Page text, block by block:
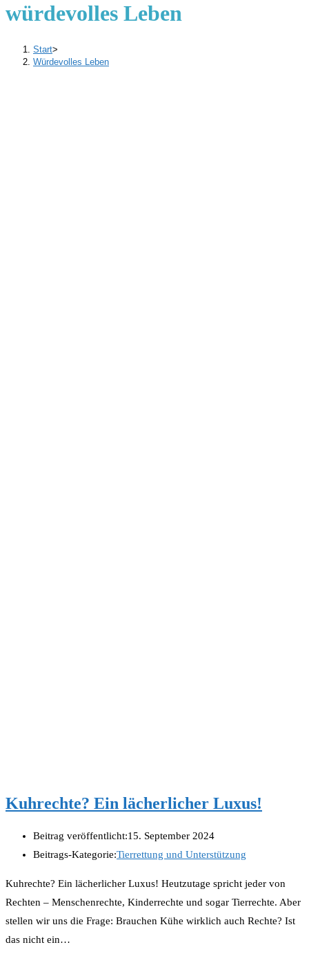
würdevolles Leben
Start>
Würdevolles Leben
Kuhrechte? Ein lächerlicher Luxus!
Beitrag veröffentlicht:15. September 2024
Beitrags-Kategorie:Tierrettung und Unterstützung
Kuhrechte? Ein lächerlicher Luxus! Heutzutage spricht jeder von
Rechten – Menschenrechte, Kinderrechte und sogar Tierrechte. Aber
stellen wir uns die Frage: Brauchen Kühe wirklich auch Rechte? Ist
das nicht ein…